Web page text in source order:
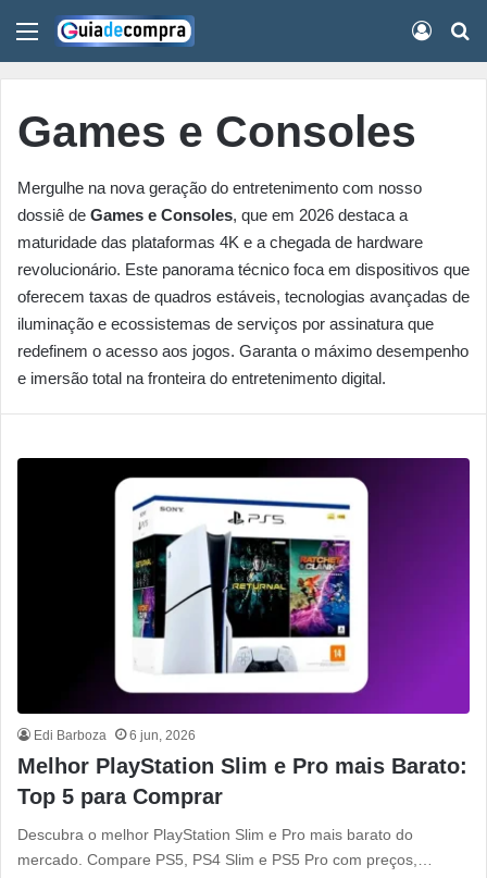
Menu
Games e Consoles
Mergulhe na nova geração do entretenimento com nosso
dossiê de Games e Consoles, que em 2026 destaca a
maturidade das plataformas 4K e a chegada de hardware
revolucionário. Este panorama técnico foca em dispositivos que
oferecem taxas de quadros estáveis, tecnologias avançadas de
iluminação e ecossistemas de serviços por assinatura que
redefinem o acesso aos jogos. Garanta o máximo desempenho
e imersão total na fronteira do entretenimento digital.
Edi Barboza 6 jun, 2026
Melhor PlayStation Slim e Pro mais Barato:
Top 5 para Comprar
Descubra o melhor PlayStation Slim e Pro mais barato do
mercado. Compare PS5, PS4 Slim e PS5 Pro com preços,…